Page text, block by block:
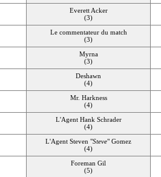
Everett Acker
(3)
Le commentateur du match
(3)
Myrna
(3)
Deshawn
(4)
Mr. Harkness
(4)
L'Agent Hank Schrader
(4)
L'Agent Steven "Steve" Gomez
(4)
Foreman Gil
(5)